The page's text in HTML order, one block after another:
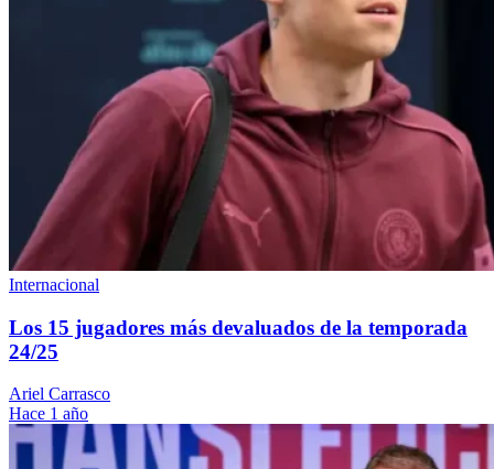
Internacional
Los 15 jugadores más devaluados de la temporada
24/25
Ariel Carrasco
Hace 1 año